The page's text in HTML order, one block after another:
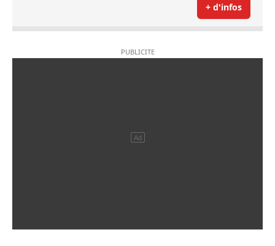
+ d'infos